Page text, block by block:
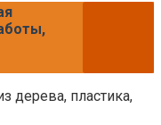
дерева, пластика,